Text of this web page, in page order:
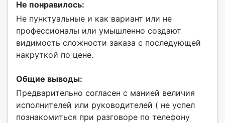
Не понравилось:
Не пунктуальные и как вариант или не
профессионалы или умышленно создают
видимость сложности заказа с последующей
накруткой по цене.
Общие выводы:
Предварительно согласен с манией величия
исполнителей или руководителей ( не успел
познакомиться при разговоре по телефону